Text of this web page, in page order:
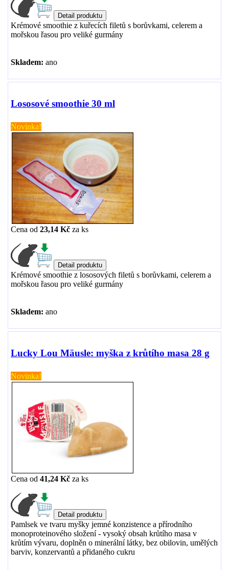
Krémové smoothie z kuřecích filetů s borůvkami, celerem a
mořskou řasou pro veliké gurmány
Skladem: ano
Lososové smoothie 30 ml
Novinka!
Cena od 23,14 Kč za ks
Krémové smoothie z lososových filetů s borůvkami, celerem a
mořskou řasou pro veliké gurmány
Skladem: ano
Lucky Lou Mäusle: myška z krůtího masa 28 g
Novinka!
Cena od 41,24 Kč za ks
Pamlsek ve tvaru myšky jemné konzistence a přírodního
monoproteinového složení - vysoký obsah krůtího masa v
krůtím vývaru, doplněn o minerální látky, bez obilovin, umělých
barviv, konzervantů a přidaného cukru